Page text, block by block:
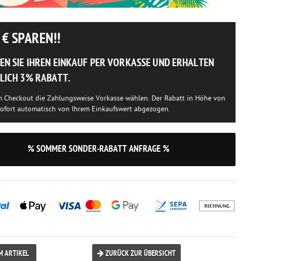
€ SPAREN!!
SIE IHREN EINKAUF PER VORKASSE UND ERHALTEN
3% RABATT.
Checkout die Zahlungsweise Vorkasse wählen. Der Rabatt in Höhe von
automatisch von Ihrem Einkaufswert abgezogen.
% SOMMER SONDER-RABATT ANFRAGE %
ARTIKEL ZURÜCK ZUR ÜBERSICHT